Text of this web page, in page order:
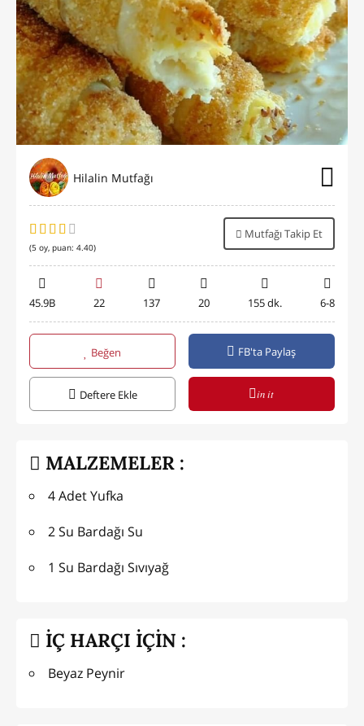
Hilalin Mutfağı
(5 oy, puan: 4.40)
Mutfağı Takip Et
45.9B 22 137 20 155 dk. 6-8
Beğen FB'ta Paylaş
Deftere Ekle in it
MALZEMELER :
4 Adet Yufka
2 Su Bardağı Su
1 Su Bardağı Sıvıyağ
İÇ HARÇI İÇİN :
Beyaz Peynir